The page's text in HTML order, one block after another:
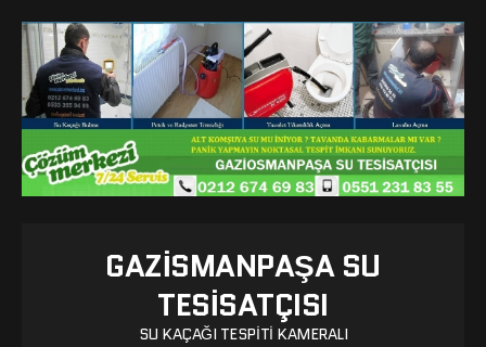
GAZISMANPAŞA SU
TESISATÇISI
SU KAÇAĞI TESPITI KAMERALI